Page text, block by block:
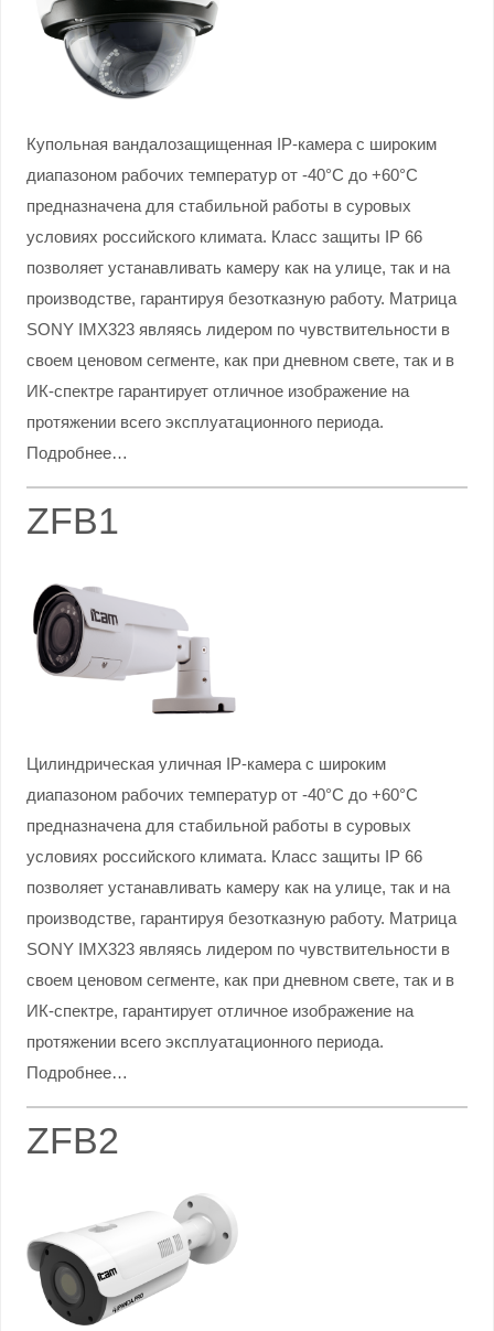
Купольная вандалозащищенная IP-камера с широким
диапазоном рабочих температур от -40°С до +60°С
предназначена для стабильной работы в суровых
условиях российского климата. Класс защиты IP 66
позволяет устанавливать камеру как на улице, так и на
производстве, гарантируя безотказную работу. Матрица
SONY IMX323 являясь лидером по чувствительности в
своем ценовом сегменте, как при дневном свете, так и в
ИК-спектре гарантирует отличное изображение на
протяжении всего эксплуатационного периода.
Подробнее…
ZFB1
Цилиндрическая уличная IP-камера с широким
диапазоном рабочих температур от -40°С до +60°С
предназначена для стабильной работы в суровых
условиях российского климата. Класс защиты IP 66
позволяет устанавливать камеру как на улице, так и на
производстве, гарантируя безотказную работу. Матрица
SONY IMX323 являясь лидером по чувствительности в
своем ценовом сегменте, как при дневном свете, так и в
ИК-спектре, гарантирует отличное изображение на
протяжении всего эксплуатационного периода.
Подробнее…
ZFB2